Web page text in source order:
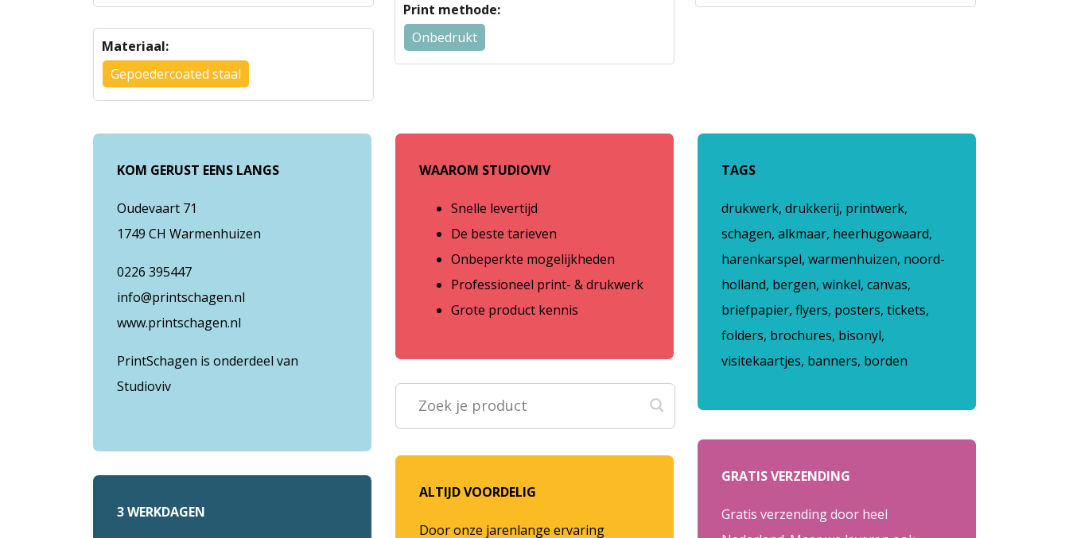
Materiaal:
Gepoedercoated staal
Print methode:
Onbedrukt
KOM GERUST EENS LANGS
Oudevaart 71
1749 CH Warmenhuizen
0226 395447
info@printschagen.nl
www.printschagen.nl
PrintSchagen is onderdeel van
Studioviv
WAAROM STUDIOVIV
Snelle levertijd
De beste tarieven
Onbeperkte mogelijkheden
Professioneel print- & drukwerk
Grote product kennis
TAGS
drukwerk, drukkerij, printwerk,
schagen, alkmaar, heerhugowaard,
harenkarspel, warmenhuizen, noord-
holland, bergen, winkel, canvas,
briefpapier, flyers, posters, tickets,
folders, brochures, bisonyl,
visitekaartjes, banners, borden
3 WERKDAGEN
ALTIJD VOORDELIG
Door onze jarenlange ervaring
GRATIS VERZENDING
Gratis verzending door heel